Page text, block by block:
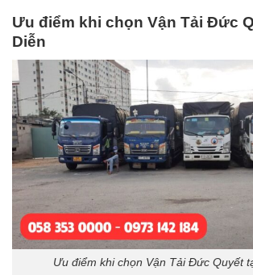
Ưu điểm khi chọn Vận Tải Đức
Diễn
Ưu điểm khi chọn Vận Tải Đức Quyết